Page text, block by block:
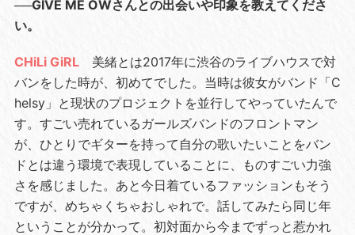
──GIVE ME OWさんとの出会いや印象を教えてくださ
い。
CHiLi GiRL
美緒とは2017年に渋谷のライブハウスで対
バンをした時が、初めてでした。当時は彼女がバンド「C
helsy」と現状のプロジェクトを並行してやっていたんで
す。すごい売れているガールズバンドのフロントマン
が、ひとりでギターを持って自分の歌いたいことをバン
ドとは違う環境で表現していることに、ものすごい力強
さを感じました。あと今日着ているファッションもそう
ですが、めちゃくちゃおしゃれで。話してみたら同じ年
ということが分かって。初対面から今までずっと惹かれ